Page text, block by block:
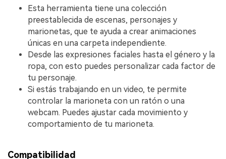
Esta herramienta tiene una colección
preestablecida de escenas, personajes y
marionetas, que te ayuda a crear animaciones
únicas en una carpeta independiente.
Desde las expresiones faciales hasta el género y la
ropa, con esto puedes personalizar cada factor de
tu personaje.
Si estás trabajando en un video, te permite
controlar la marioneta con un ratón o una
webcam. Puedes ajustar cada movimiento y
comportamiento de tu marioneta.
Compatibilidad